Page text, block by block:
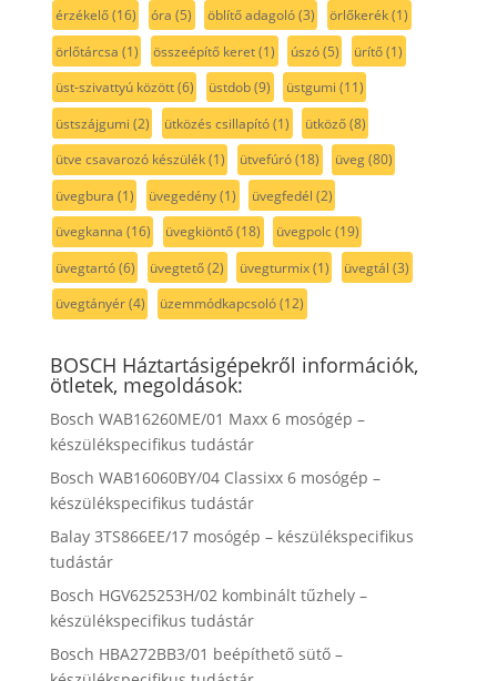
érzékelő(16) óra (5) öblítő adagoló(3) örlőkerék(1)
örlőtárcsa (1) összeépítő keret(1) úszó(5) ürítő(1)
üst-szivattyú között(6) üstdob(9) üstgumi (11)
üstszájgumi (2) ütközés csillapító(1) ütköző(8)
ütve csavarozó készülék(1) ütvefúró(18) üveg(80)
üvegbura (1) üvegedény(1) üvegfedél (2)
üvegkanna (16) üvegkiöntő(18) üvegpolc(19)
üvegtartó(6) üvegtető(2) üvegturmix(1) üvegtál (3)
üvegtányér(4) üzemmódkapcsoló(12)
BOSCH Háztartásigépekről információk,
ötletek, megoldások:
Bosch WAB16260ME/01 Maxx 6 mosógép –
készülékspecifikus tudástár
Bosch WAB16060BY/04 Classixx 6 mosógép –
készülékspecifikus tudástár
Balay 3TS866EE/17 mosógép – készülékspecifikus
tudástár
Bosch HGV625253H/02 kombinált tűzhely –
készülékspecifikus tudástár
Bosch HBA272BB3/01 beépíthető sütő –